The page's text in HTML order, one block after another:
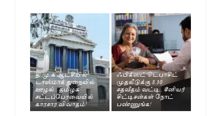
தி.மு.க ஆட்சியில்
டாஸ்மாக் துறையில்
ஊழல்.. தமிழக
சட்டப்பேரவையில்
காரசார விவாதம்!
ஃபிக்ஸட் டெபாசிட்
முதலீடுக்கு 8.30
சதவீதம் வட்டி.. சீனியர்
சிட்டிசன்கள் நோட்
பண்ணுங்க!